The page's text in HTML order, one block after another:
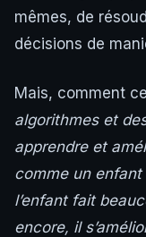
mêmes, de
décisions de
Mais, comment
algorithmes et
apprendre et
comme un
l’enfant fait
encore, il